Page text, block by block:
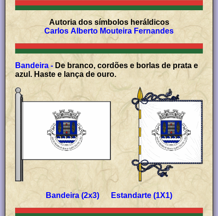
Autoria dos símbolos heráldicos
Carlos Alberto Mouteira Fernandes
Bandeira - De branco, cordões e borlas de prata e
azul. Haste e lança de ouro.
Bandeira (2x3) Estandarte (1X1)